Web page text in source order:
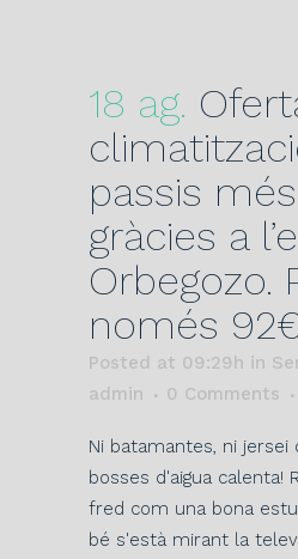
18 ag.
passis
gràcies a
Orbegozo.
només
Posted at 09:29h in
admin
0 Comments
Ni batamantes, ni jersei
bosses d'aigua calenta!
fred com una bona
bé s'està mirant la